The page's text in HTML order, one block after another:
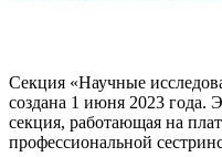
Секция «Научные
создана 1 июня 2023 года.
секция, работающая на
профессиональной